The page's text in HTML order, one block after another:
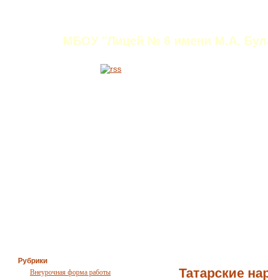
МБОУ "Лицей № 6 имени М.А.
Рубрики
Внеурочная форма работы
Татарские